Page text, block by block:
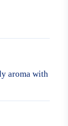
aroma with